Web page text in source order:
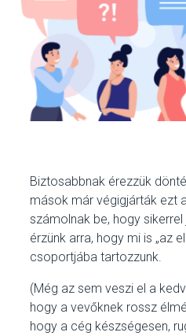
Biztosabbnak érezzük
mások már végigjárták ezt
számolnak be, hogy
érzünk arra, hogy mi is „az
csoportjába tartozzunk.
(Még az sem veszi el a
hogy a vevőknek rossz
hogy a cég készségesen,